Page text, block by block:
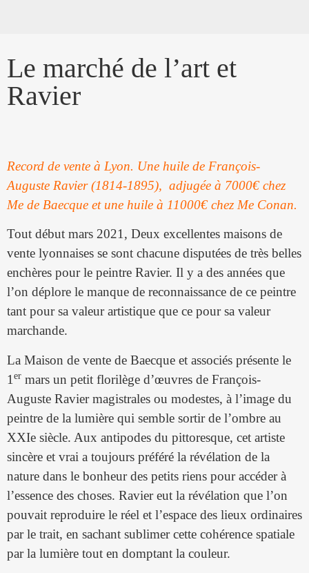
Le marché de l’art et
Ravier
Record de vente à Lyon. Une huile de François-
Auguste Ravier (1814-1895), adjugée à 7000€ chez
Me de Baecque et une huile à 11000€ chez Me Conan.
Tout début mars 2021, Deux excellentes maisons de
vente lyonnaises se sont chacune disputées de très belles
enchères pour le peintre Ravier. Il y a des années que
l’on déplore le manque de reconnaissance de ce peintre
tant pour sa valeur artistique que ce pour sa valeur
marchande.
La Maison de vente de Baecque et associés présente le
1 er mars un petit florilège d’œuvres de François-
Auguste Ravier magistrales ou modestes, à l’image du
peintre de la lumière qui semble sortir de l’ombre au
XXIe siècle. Aux antipodes du pittoresque, cet artiste
sincère et vrai a toujours préféré la révélation de la
nature dans le bonheur des petits riens pour accéder à
l’essence des choses. Ravier eut la révélation que l’on
pouvait reproduire le réel et l’espace des lieux ordinaires
par le trait, en sachant sublimer cette cohérence spatiale
par la lumière tout en domptant la couleur.